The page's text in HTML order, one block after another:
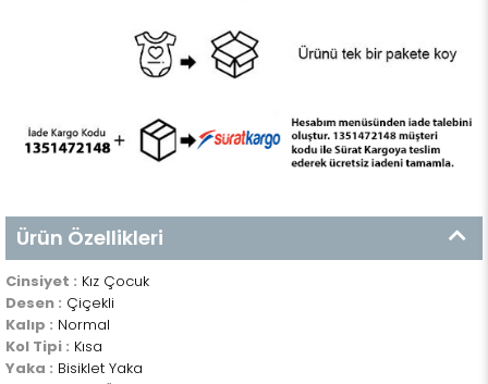
Ürün Özellikleri
Cinsiyet : Kız Çocuk
Desen : Çiçekli
Kalıp : Normal
Kol Tipi : Kısa
Yaka : Bisiklet Yaka